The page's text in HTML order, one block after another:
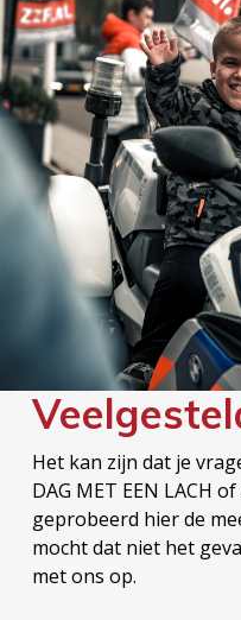
Het kan zijn dat je
DAG MET EEN LACH
geprobeerd hier de
mocht dat niet het
met ons op.